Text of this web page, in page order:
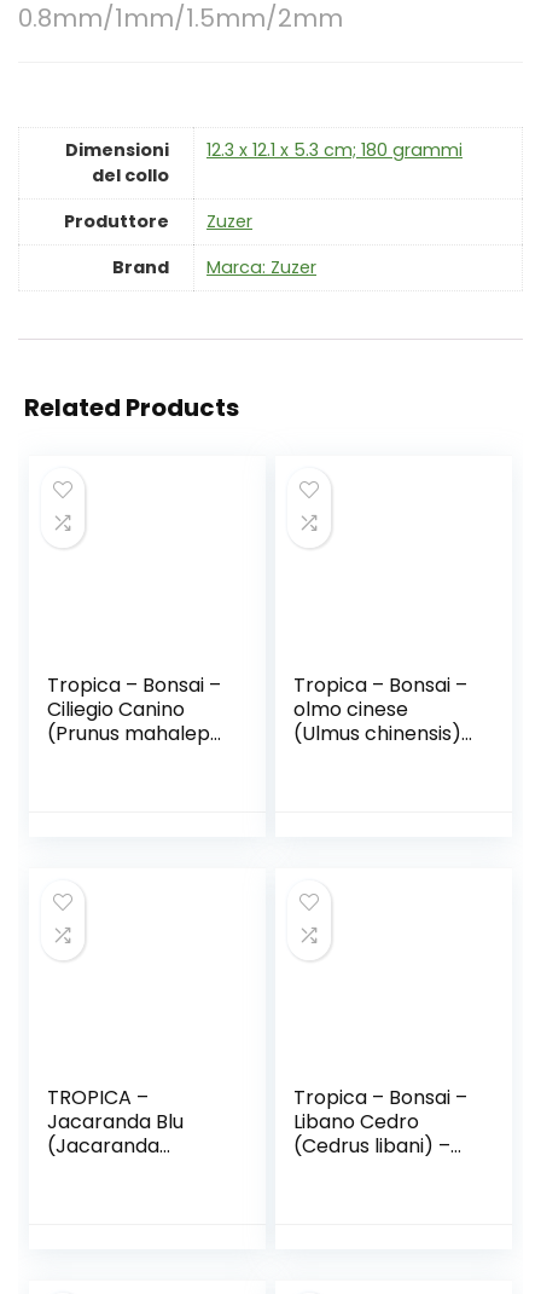
0.8mm/1mm/1.5mm/2mm
Dimensioni
del collo
‎12.3 x 12.1 x 5.3 cm; 180 grammi
Produttore
‎Zuzer
Brand
Marca: Zuzer
Related Products
Tropica – Bonsai –
Ciliegio Canino
(Prunus mahalep)
Tropica – Bonsai –
olmo cinese
(Ulmus chinensis)
TROPICA –
Jacaranda Blu
(Jacaranda
Tropica – Bonsai –
Libano Cedro
(Cedrus libani) –